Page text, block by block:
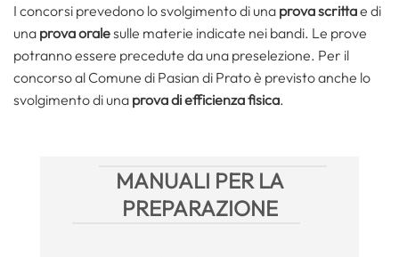
I concorsi prevedono lo svolgimento di una prova scrittae di
una prova oralesulle materie indicate nei bandi. Le prove
potranno essere precedute da una preselezione. Per il
concorso al Comune di Pasian di Prato è previsto anche lo
svolgimento di una prova di efficienza fisica.
MANUALI PER LA
PREPARAZIONE